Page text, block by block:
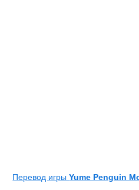
Перевод игрыYume Penguin